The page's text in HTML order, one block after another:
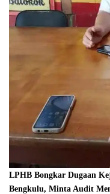
LPHB Bongkar Dugaan
Bengkulu, Minta Audit